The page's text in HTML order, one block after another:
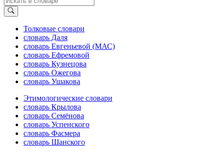
Толковые словари
словарь Даля
словарь Евгеньевой (МАС)
словарь Ефремовой
словарь Кузнецова
словарь Ожегова
словарь Ушакова
Этимологические словари
словарь Крылова
словарь Семёнова
словарь Успенского
словарь Фасмера
словарь Шанского